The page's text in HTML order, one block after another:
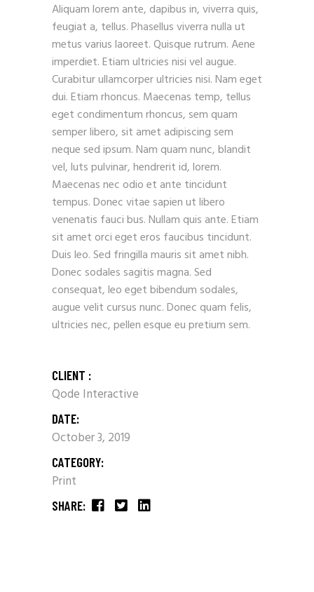
Aliquam lorem ante, dapibus in, viverra quis,
feugiat a, tellus. Phasellus viverra nulla ut
metus varius laoreet. Quisque rutrum. Aene
imperdiet. Etiam ultricies nisi vel augue.
Curabitur ullamcorper ultricies nisi. Nam eget
dui. Etiam rhoncus. Maecenas temp, tellus
eget condimentum rhoncus, sem quam
semper libero, sit amet adipiscing sem
neque sed ipsum. Nam quam nunc, blandit
vel, luts pulvinar, hendrerit id, lorem.
Maecenas nec odio et ante tincidunt
tempus. Donec vitae sapien ut libero
venenatis fauci bus. Nullam quis ante. Etiam
sit amet orci eget eros faucibus tincidunt.
Duis leo. Sed fringilla mauris sit amet nibh.
Donec sodales sagitis magna. Sed
consequat, leo eget bibendum sodales,
augue velit cursus nunc. Donec quam felis,
ultricies nec, pellen esque eu pretium sem.
CLIENT :
Qode Interactive
DATE:
October 3, 2019
CATEGORY:
Print
SHARE: